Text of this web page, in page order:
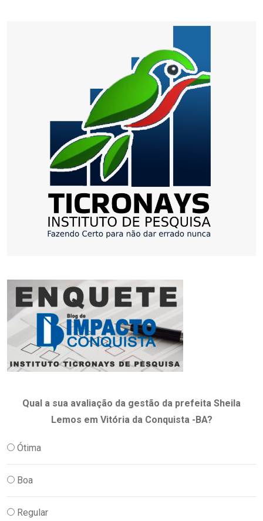
Qual a sua avaliação da gestão da prefeita Sheila
Lemos em Vitória da Conquista -BA?
Ótima
Boa
Regular